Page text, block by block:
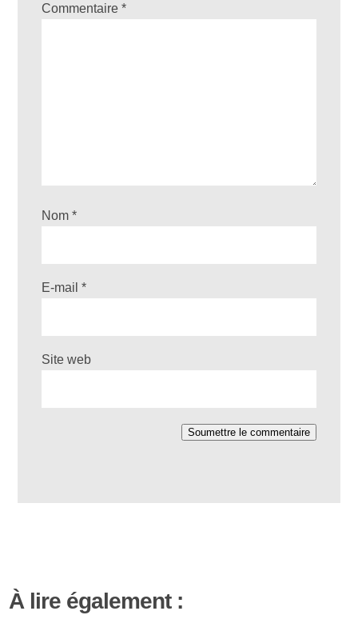
Commentaire*
Nom*
E-mail*
Site web
Soumettre le commentaire
À lire également :